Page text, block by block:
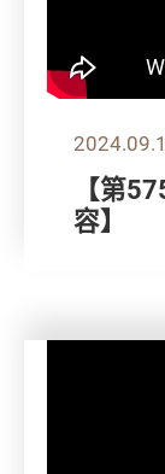
【第
容】